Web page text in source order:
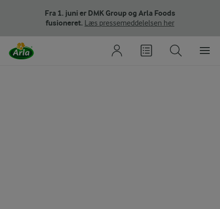
Fra 1. juni er DMK Group og Arla Foods
fusioneret. Læs pressemeddelelsen her